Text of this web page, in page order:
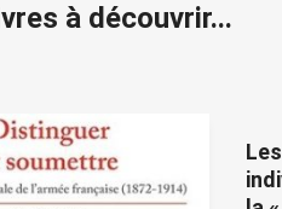
à découvrir...